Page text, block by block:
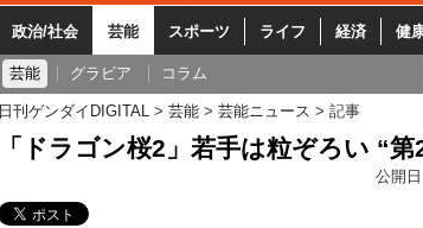
政治/社会 芸能 スポーツ ライフ 経済 健
芸能 グラビア コラム
日刊ゲンダイDIGITAL 芸能 芸能ニュース 記事
「ドラゴン桜2」若手は粒ぞろい “
公開日